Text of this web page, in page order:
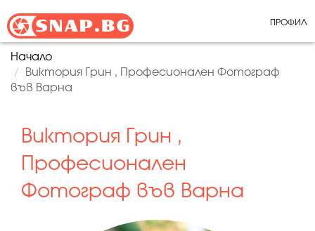
ПРОФИЛ
Начало
Виктория Грин , Професионален Фотограф
във Варна
Виктория Грин ,
Професионален
Фотограф във Варна